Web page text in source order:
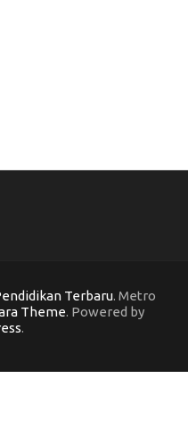
Terbaru. Metro
Theme. Powered by
.